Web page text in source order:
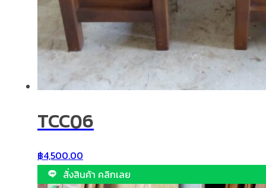
TCC06
฿4,500.00
สั่งสินค้า คลิกเลย